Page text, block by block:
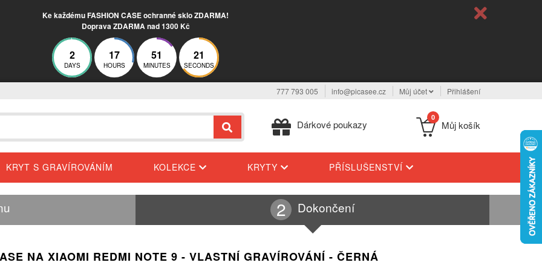
Ke každému FASHION CASE ochranné sklo ZDARMA!
Doprava ZDARMA nad 1300 Kč
2
DAYS
17
HOURS
51
MINUTES
19
SECONDS
777 793 005 info@picasee.cz Můj účet Přihlášení
Dárkové poukazy
0
Můj košík
KRYT S GRAVÍROVÁNÍM KOLEKCE KRYTY PŘÍSLUŠENSTVÍ
Dokončení
NA XIAOMI REDMI NOTE 9 - VLASTNÍ GRAVÍROVÁNÍ - ČERNÁ